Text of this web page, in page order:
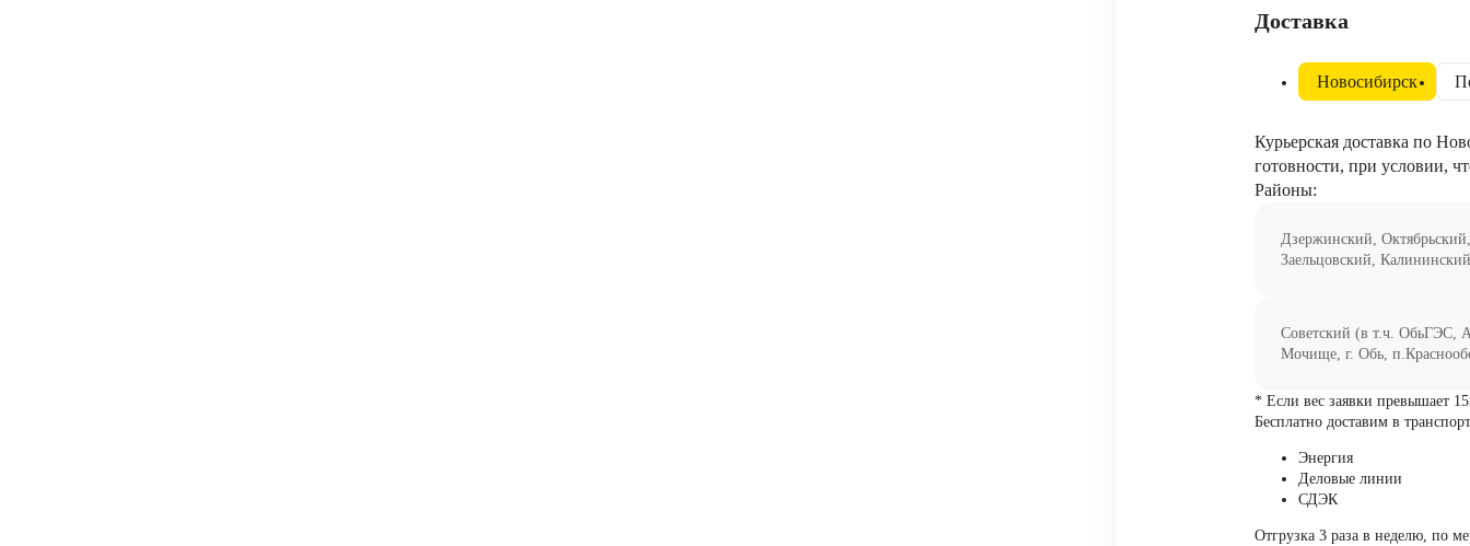
Доставка
Новосибирск
Курьерская доставка по
готовности, при условии,
Районы:
Дзержинский,
Заельцовский,
Советский (в т.ч. ОбьГЭС,
Мочище, г. Обь,
* Если вес заявки превышает
Бесплатно доставим в
Энергия
Деловые линии
СДЭК
Отгрузка 3 раза в неделю, по